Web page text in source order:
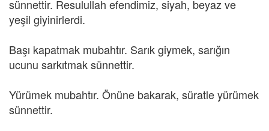
sünnettir. Resulullah efendimiz, siyah, beyaz ve
yeşil giyinirlerdi.
Başı kapatmak mubahtır. Sarık giymek, sarığın
ucunu sarkıtmak sünnettir.
Yürümek mubahtır. Önüne bakarak, süratle yürümek
sünnettir.